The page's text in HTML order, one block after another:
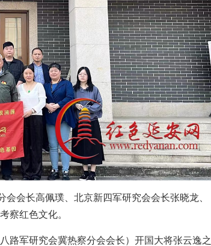
会长高佩璞、北京新四军研究会会长张晓龙、
察红色文化。
路军研究会冀热察分会会长）开国大将张云逸之